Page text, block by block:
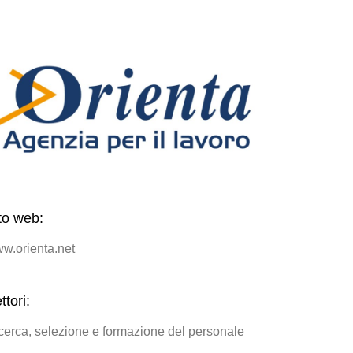
web:
selezione e formazione del personale